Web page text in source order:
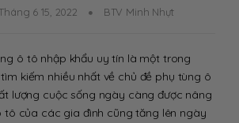
Tháng 6 15, 2022 BTV Minh Nhựt
ô tô nhập khẩu uy tín là một trong
kiếm nhiều nhất về chủ đề phụ tùng ô
lượng cuộc sống ngày càng được nâng
tô của các gia đình cũng tăng lên ngày